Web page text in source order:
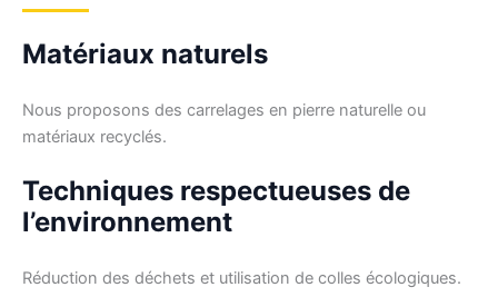
Matériaux naturels
Nous proposons des carrelages en pierre naturelle ou
matériaux recyclés.
Techniques respectueuses de
l’environnement
Réduction des déchets et utilisation de colles écologiques.